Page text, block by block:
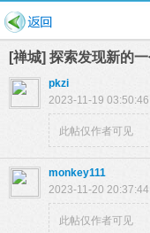
[禅城] 探索发现新的
pkzi
2023-11-19 03:50:46
此帖仅作者可见
monkey111
2023-11-20 20:37:44
此帖仅作者可见